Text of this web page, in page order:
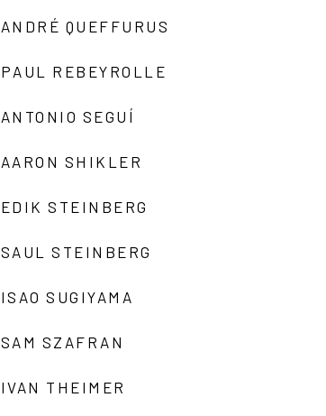
ANDRÉ QUEFFURUS
PAUL REBEYROLLE
ANTONIO SEGUÍ
AARON SHIKLER
EDIK STEINBERG
SAUL STEINBERG
ISAO SUGIYAMA
SAM SZAFRAN
IVAN THEIMER